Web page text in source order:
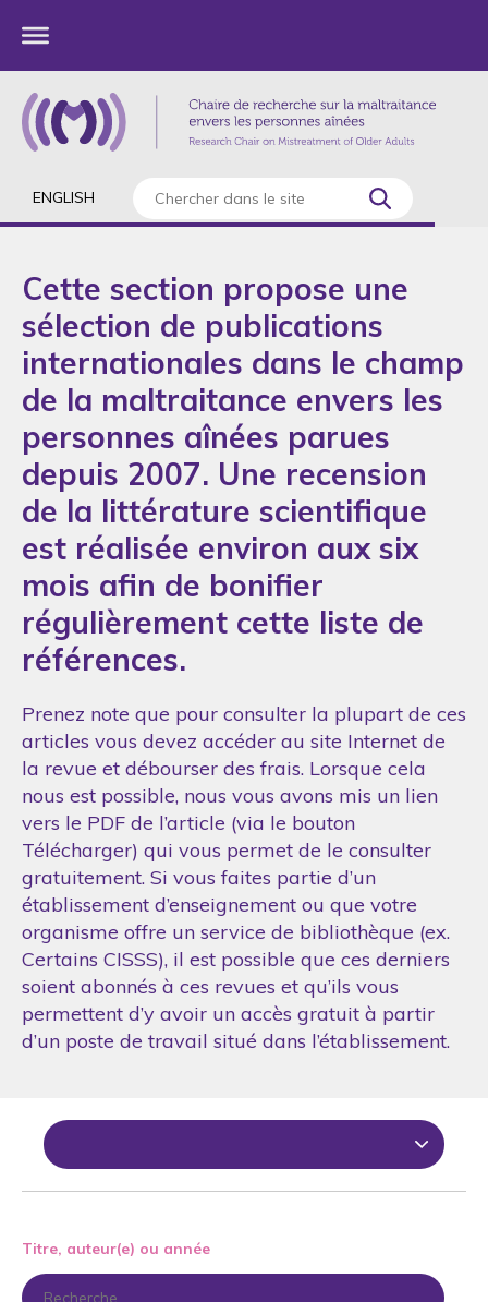
ENGLISH
Cette section propose une
sélection de publications
internationales dans le champ
de la maltraitance envers les
personnes aînées parues
depuis 2007. Une recension
de la littérature scientifique
est réalisée environ aux six
mois afin de bonifier
régulièrement cette liste de
références.
Prenez note que pour consulter la plupart de ces
articles vous devez accéder au site Internet de
la revue et débourser des frais. Lorsque cela
nous est possible, nous vous avons mis un lien
vers le PDF de l’article (via le bouton
Télécharger) qui vous permet de le consulter
gratuitement. Si vous faites partie d’un
établissement d’enseignement ou que votre
organisme offre un service de bibliothèque (ex.
Certains CISSS), il est possible que ces derniers
soient abonnés à ces revues et qu’ils vous
permettent d’y avoir un accès gratuit à partir
d’un poste de travail situé dans l’établissement.
Titre, auteur(e) ou année